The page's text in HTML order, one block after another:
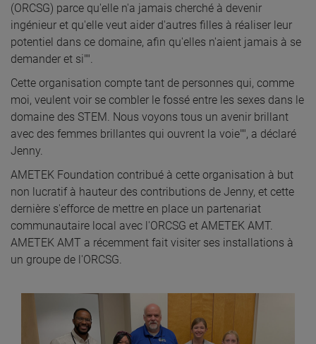
(ORCSG) parce qu'elle n'a jamais cherché à devenir
ingénieur et qu'elle veut aider d'autres filles à réaliser leur
potentiel dans ce domaine, afin qu'elles n'aient jamais à se
demander et si"".
Cette organisation compte tant de personnes qui, comme
moi, veulent voir se combler le fossé entre les sexes dans le
domaine des STEM. Nous voyons tous un avenir brillant
avec des femmes brillantes qui ouvrent la voie"", a déclaré
Jenny.
AMETEK Foundation contribué à cette organisation à but
non lucratif à hauteur des contributions de Jenny, et cette
dernière s'efforce de mettre en place un partenariat
communautaire local avec l'ORCSG et AMETEK AMT.
AMETEK AMT a récemment fait visiter ses installations à
un groupe de l'ORCSG.